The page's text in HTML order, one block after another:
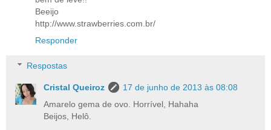
Beeijo
http://www.strawberries.com.br/
Responder
Respostas
Cristal Queiroz
17 de junho de 2013 às 08:08
Amarelo gema de ovo. Horrível, Hahaha
Beijos, Helô.